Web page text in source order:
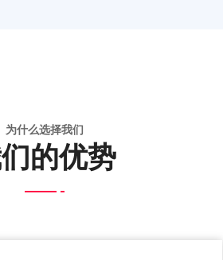
为什么选择我们
的优势